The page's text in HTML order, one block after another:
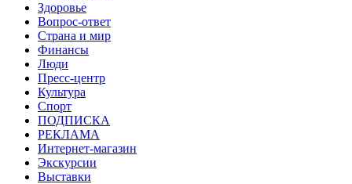
Здоровье
Вопрос-ответ
Страна и мир
Финансы
Люди
Пресс-центр
Культура
Спорт
ПОДПИСКА
РЕКЛАМА
Интернет-магазин
Экскурсии
Выставки